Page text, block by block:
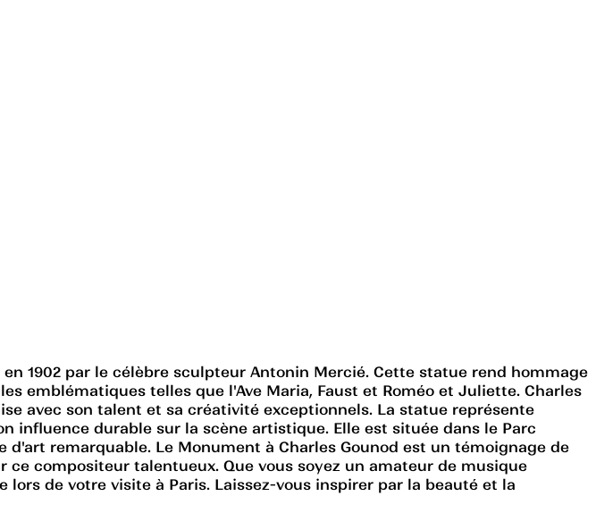
1902 par le célèbre sculpteur Antonin Mercié. Cette statue rend hommage
emblématiques telles que l'Ave Maria, Faust et Roméo et Juliette. Charles
avec son talent et sa créativité exceptionnels. La statue représente
influence durable sur la scène artistique. Elle est située dans le Parc
remarquable. Le Monument à Charles Gounod est un témoignage de
compositeur talentueux. Que vous soyez un amateur de musique
de votre visite à Paris. Laissez-vous inspirer par la beauté et la